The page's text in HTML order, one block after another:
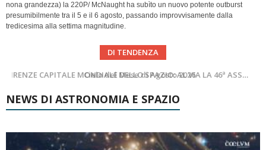
nona grandezza) la 220P/ McNaught ha subìto un nuovo potente outburst
presumibilmente tra il 5 e il 6 agosto, passando improvvisamente dalla
tredicesima alla settima magnitudine.
DI TENDENZA
Cielo del Mese di Agosto 2026
SUPERNOVAE aggiornamenti del mese – Agosto 2026
NEWS DI ASTRONOMIA E SPAZIO